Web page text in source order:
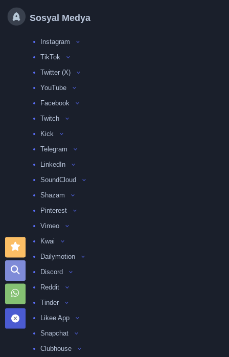
Sosyal Medya
Instagram
TikTok
Twitter (X)
YouTube
Facebook
Twitch
Kick
Telegram
LinkedIn
SoundCloud
Shazam
Pinterest
Vimeo
Kwai
Dailymotion
Discord
Reddit
Tinder
Likee App
Snapchat
Clubhouse